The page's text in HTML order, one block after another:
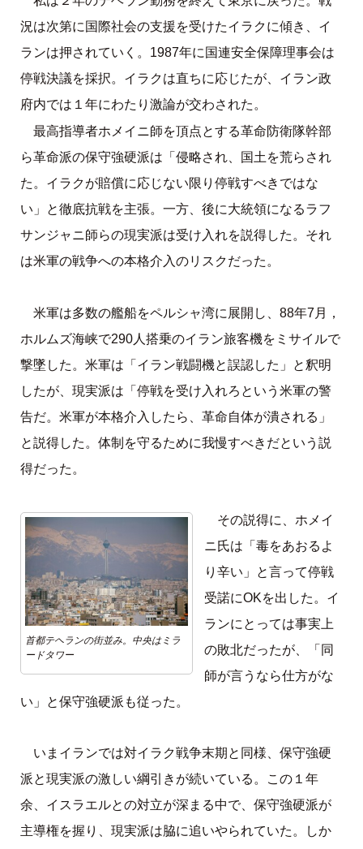
況は次第に国際社会の支援を受けたイラクに傾き、イ
ランは押されていく。1987年に国連安全保障理事会は
停戦決議を採択。イラクは直ちに応じたが、イラン政
府内では１年にわたり激論が交わされた。
最高指導者ホメイニ師を頂点とする革命防衛隊幹部
ら革命派の保守強硬派は「侵略され、国土を荒らされ
た。イラクが賠償に応じない限り停戦すべきではな
い」と徹底抗戦を主張。一方、後に大統領になるラフ
サンジャニ師らの現実派は受け入れを説得した。それ
は米軍の戦争への本格介入のリスクだった。
米軍は多数の艦船をペルシャ湾に展開し、88年7月，
ホルムズ海峡で290人搭乗のイラン旅客機をミサイルで
撃墜した。米軍は「イラン戦闘機と誤認した」と釈明
したが、現実派は「停戦を受け入れろという米軍の警
告だ。米軍が本格介入したら、革命自体が潰される」
と説得した。体制を守るために我慢すべきだという説
得だった。
首都テヘランの街並み。中央はミラ
ードタワー
その説得に、ホメイ
ニ氏は「毒をあおるよ
り辛い」と言って停戦
受諾にOKを出した。イ
ランにとっては事実上
の敗北だったが、「同
師が言うなら仕方がな
い」と保守強硬派も従った。
いまイランでは対イラク戦争末期と同様、保守強硬
派と現実派の激しい綱引きが続いている。この１年
余、イスラエルとの対立が深まる中で、保守強硬派が
主導権を握り、現実派は脇に追いやられていた。しか